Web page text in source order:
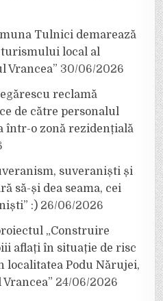
Tulnici demarează
local al
Vrancea” 30/06/2026
reclamă
de către personalul
într-o zonă rezidențială
suveraniști și
să-și dea seama, cei
:) 26/06/2026
„Construire
aflați în situație de risc
localitatea Podu Nărujei,
24/06/2026